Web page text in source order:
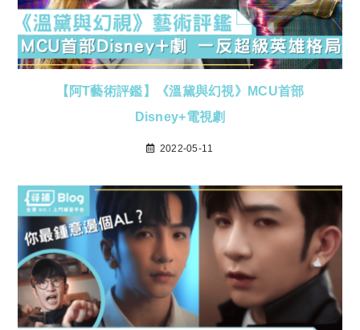
【阿T藝術評鑑】《溫黛與幻視》MCU首部
Disney+電視劇
2022-05-11